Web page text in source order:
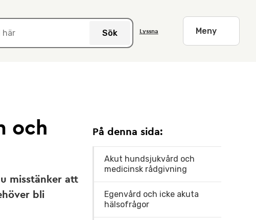
Sök Lyssna Meny
och
misstänker att
bli
På denna sida:
Akut hundsjukvård och
medicinsk rådgivning
Egenvård och icke akuta
hälsofrågor